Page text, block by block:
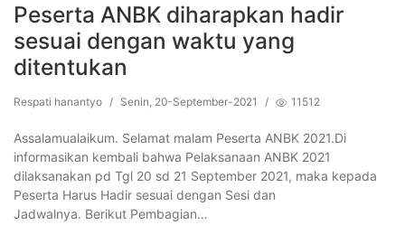
Peserta ANBK diharapkan hadir
sesuai dengan waktu yang
ditentukan
Respati hanantyo / Senin, 20-September-2021 / 11512
Assalamualaikum. Selamat malam Peserta ANBK 2021.Di
informasikan kembali bahwa Pelaksanaan ANBK 2021
dilaksanakan pd Tgl 20 sd 21 September 2021, maka kepada
Peserta Harus Hadir sesuai dengan Sesi dan
Jadwalnya. Berikut Pembagian…